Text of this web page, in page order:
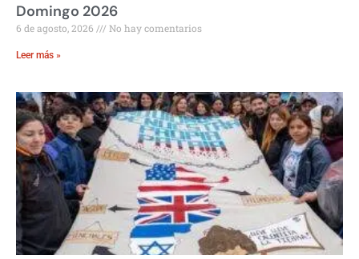
Domingo 2026
6 de agosto, 2026 No hay comentarios
Leer más »